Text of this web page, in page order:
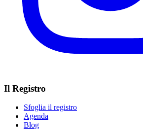
Il Registro
Sfoglia il registro
Agenda
Blog